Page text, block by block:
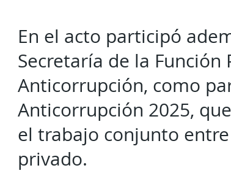
En el acto participó
Secretaría de la Función
Anticorrupción, como
Anticorrupción 2025,
el trabajo conjunto
privado.